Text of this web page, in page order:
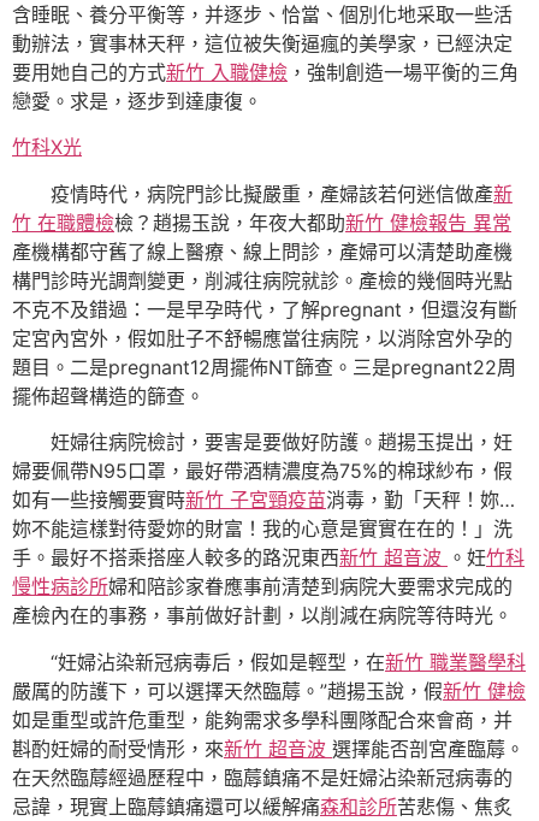
含睡眠、養分平衡等，并逐步、恰當、個別化地采取一些活
動辦法，實事林天秤，這位被失衡逼瘋的美學家，已經決定
要用她自己的方式新竹 入職健檢 ，強制創造一場平衡的三角
戀愛。求是，逐步到達康復。
竹科X光
疫情時代，病院門診比擬嚴重，產婦該若何迷信做產新
竹 在職體檢檢？趙揚玉說，年夜大都助新竹 健檢報告 異常
產機構都守舊了線上醫療、線上問診，產婦可以清楚助產機
構門診時光調劑變更，削減往病院就診。產檢的幾個時光點
不克不及錯過：一是早孕時代，了解pregnant，但還沒有斷
定宮內宮外，假如肚子不舒暢應當往病院，以消除宮外孕的
題目。二是pregnant12周擺佈NT篩查。三是pregnant22周
擺佈超聲構造的篩查。
妊婦往病院檢討，要害是要做好防護。趙揚玉提出，妊
婦要佩帶N95口罩，最好帶酒精濃度為75%的棉球紗布，假
如有一些接觸要實時新竹 子宮頸疫苗消毒，勤「天秤！妳…
妳不能這樣對待愛妳的財富！我的心意是實實在在的！」洗
手。最好不搭乘搭座人較多的路況東西新竹 超音波 。妊竹科
慢性病診所婦和陪診家眷應事前清楚到病院大要需求完成的
產檢內在的事務，事前做好計劃，以削減在病院等待時光。
“妊婦沾染新冠病毒后，假如是輕型，在新竹 職業醫學科
嚴厲的防護下，可以選擇天然臨蓐。”趙揚玉說，假新竹 健檢
如是重型或許危重型，能夠需求多學科團隊配合來會商，并
斟酌妊婦的耐受情形，來新竹 超音波 選擇能否剖宮產臨蓐。
在天然臨蓐經過歷程中，臨蓐鎮痛不是妊婦沾染新冠病毒的
忌諱，現實上臨蓐鎮痛還可以緩解痛森和診所苦悲傷、焦炙